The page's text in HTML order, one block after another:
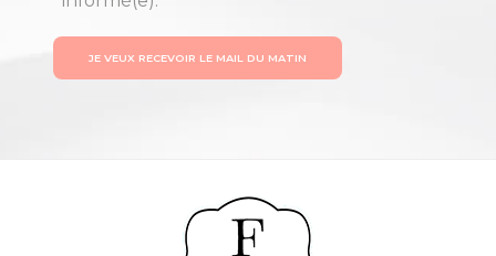
JE VEUX RECEVOIR LE MAIL DU MATIN